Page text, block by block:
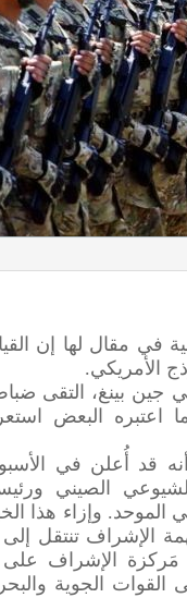
في مقال لها إن
الأمريكي.
بينغ، التقى
البعض
قد أُعلن في
الصيني
الموحد. وإزاء هذا
الإشراف تنتقل
الإشراف على
الجوية